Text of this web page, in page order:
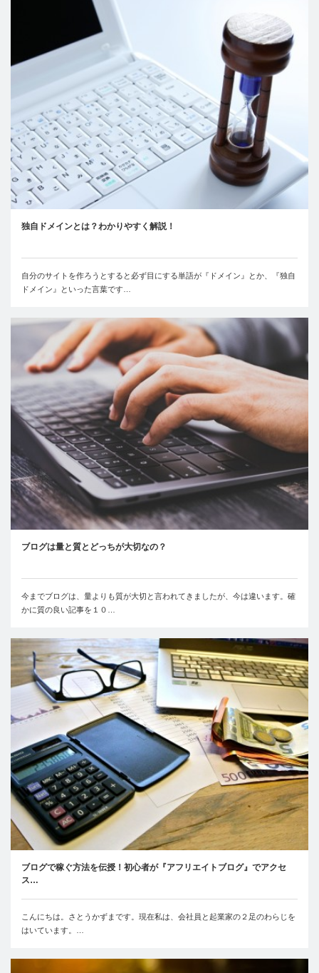
独自ドメインとは？わかりやすく解説！
自分のサイトを作ろうとすると必ず目にする単語が『ドメイン』とか、『独自
ドメイン』といった言葉です…
ブログは量と質とどっちが大切なの？
今までブログは、量よりも質が大切と言われてきましたが、今は違います。確
かに質の良い記事を１０…
ブログで稼ぐ方法を伝授！初心者が『アフリエイトブログ』でアクセ
ス…
こんにちは。さとうかずまです。現在私は、会社員と起業家の２足のわらじを
はいています。…